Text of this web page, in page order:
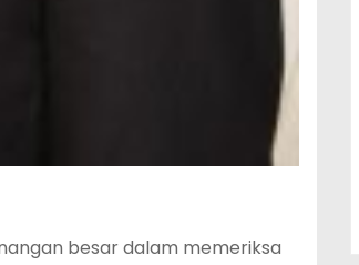
besar dalam memeriksa